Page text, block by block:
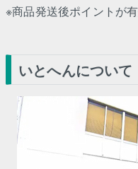
※商品発送後ポイントが有
いとへんについて